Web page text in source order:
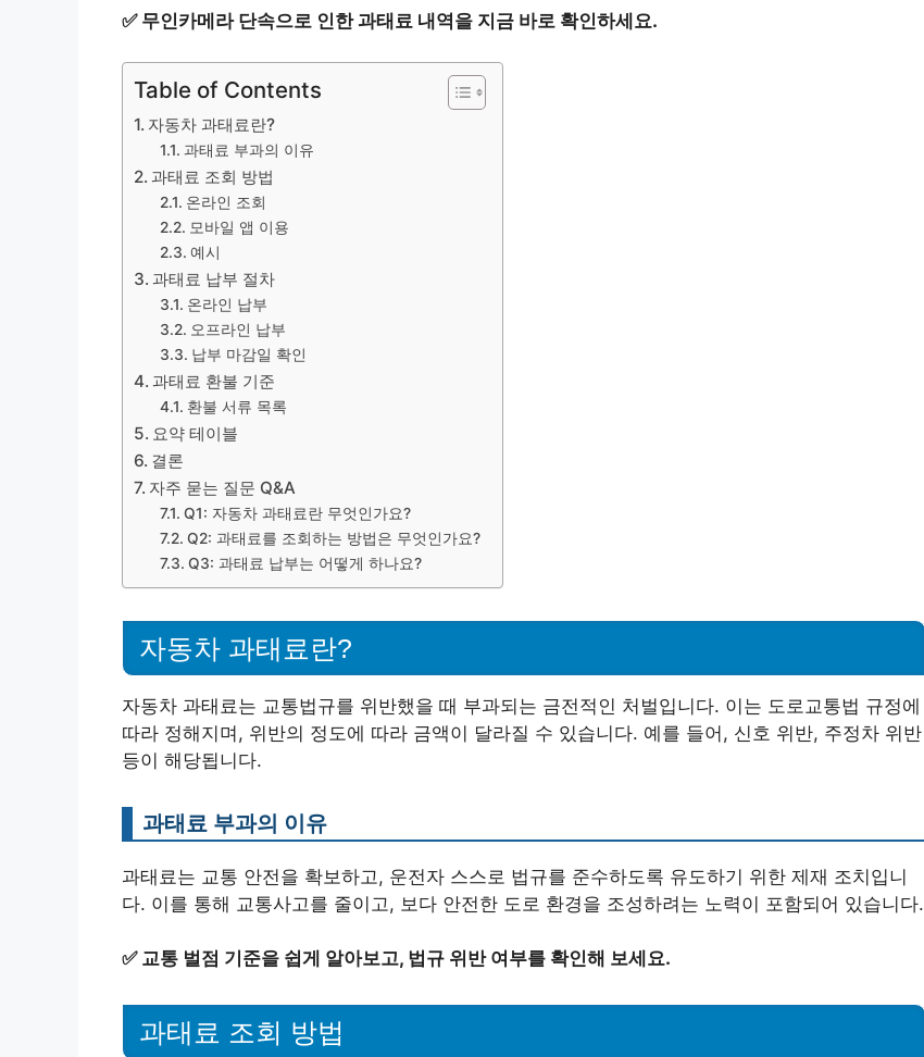
✅ 무인카메라 단속으로 인한 과태료 내역을 지금 바로 확인하세요.
Table of Contents
자동차 과태료란?
과태료 부과의 이유
과태료 조회 방법
온라인 조회
모바일 앱 이용
예시
과태료 납부 절차
온라인 납부
오프라인 납부
납부 마감일 확인
과태료 환불 기준
환불 서류 목록
요약 테이블
결론
자주 묻는 질문 Q&A
Q1: 자동차 과태료란 무엇인가요?
Q2: 과태료를 조회하는 방법은 무엇인가요?
Q3: 과태료 납부는 어떻게 하나요?
자동차 과태료란?
자동차 과태료는 교통법규를 위반했을 때 부과되는 금전적인 처벌입니다. 이는 도로교통법 규정에
따라 정해지며, 위반의 정도에 따라 금액이 달라질 수 있습니다. 예를 들어, 신호 위반, 주정차 위반
등이 해당됩니다.
과태료 부과의 이유
과태료는 교통 안전을 확보하고, 운전자 스스로 법규를 준수하도록 유도하기 위한 제재 조치입니
다. 이를 통해 교통사고를 줄이고, 보다 안전한 도로 환경을 조성하려는 노력이 포함되어 있습니다.
✅ 교통 벌점 기준을 쉽게 알아보고, 법규 위반 여부를 확인해 보세요.
과태료 조회 방법